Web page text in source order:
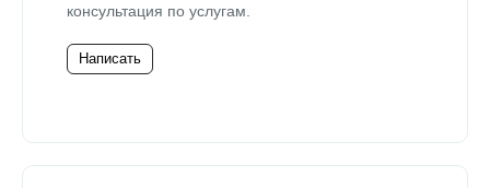
консультация по услугам.
Написать